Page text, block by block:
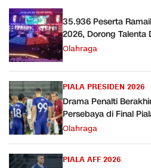
35.936 Peserta
2026, Dorong Talenta
Olahraga
PIALA PRESIDEN 2026
Drama Penalti
Persebaya di Final
Olahraga
PIALA AFF 2026